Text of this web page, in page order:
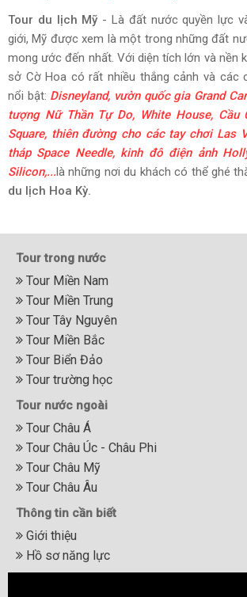
Tour du lịch Mỹ - Là đất nước quyền lực
giới, Mỹ được xem là một trong những đất
mong ước đến nhất. Với diện tích lớn và nền
sở Cờ Hoa có rất nhiều thắng cảnh và các
nổi bật: Disneyland, vườn quốc gia Grand
tượng Nữ Thần Tự Do, White House, Cầu
Square, thiên đường cho các tay chơi Las
tháp Space Needle, kinh đô điện ảnh
Silicon,...là những nơi du khách có thể ghé
du lịch Hoa Kỳ.
Tour trong nước
Tour Miền Nam
Tour Miền Trung
Tour Tây Nguyên
Tour Miền Bắc
Tour Biển Đảo
Tour trường học
Tour nước ngoài
Tour Châu Á
Tour Châu Úc - Châu Phi
Tour Châu Mỹ
Tour Châu Âu
Thông tin cần biết
Giới thiệu
Hồ sơ năng lực